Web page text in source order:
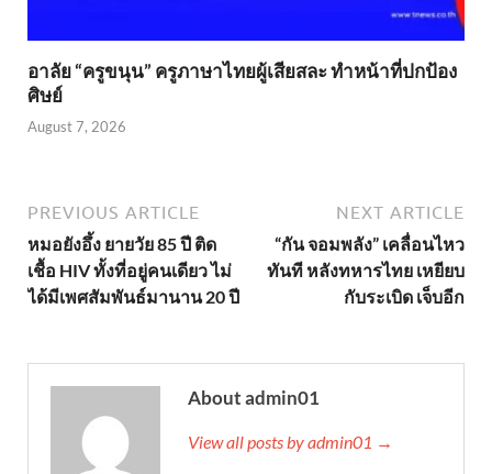
อาลัย “ครูขนุน” ครูภาษาไทยผู้เสียสละ ทำหน้าที่ปกป้อง
ศิษย์
August 7, 2026
PREVIOUS ARTICLE
หมอยังอึ้ง ยายวัย 85 ปี ติด
เชื้อ HIV ทั้งที่อยู่คนเดียว ไม่
ได้มีเพศสัมพันธ์มานาน 20 ปี
NEXT ARTICLE
“กัน จอมพลัง” เคลื่อนไหว
ทันที หลังทหารไทย เหยียบ
กับระเบิด เจ็บอีก
About admin01
View all posts by admin01 →